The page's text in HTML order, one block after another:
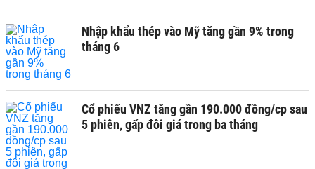
Nhập khẩu thép vào Mỹ tăng gần 9% trong
tháng 6
Cổ phiếu VNZ tăng gần 190.000 đồng/cp sau
5 phiên, gấp đôi giá trong ba tháng